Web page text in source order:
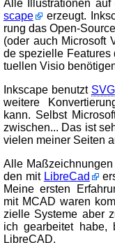
Al­le Il­lus­tra­tio­nen
scape
er­zeugt.
rung das Open-
(oder auch Mi­cro­soft
de spe­zi­el­le
tu­el­len Visio
Ink­scape be­nutzt SVG
wei­te­re
kann. Selbst
zwi­schen... Das ist
vie­len mei­ner Sei­ten
Al­le
den mit LibreCad
Mei­ne ers­ten
mit MCAD wa­ren
ziel­le Sys­te­me aber
ich ge­ar­bei­tet ha­be,
Libre­CAD.